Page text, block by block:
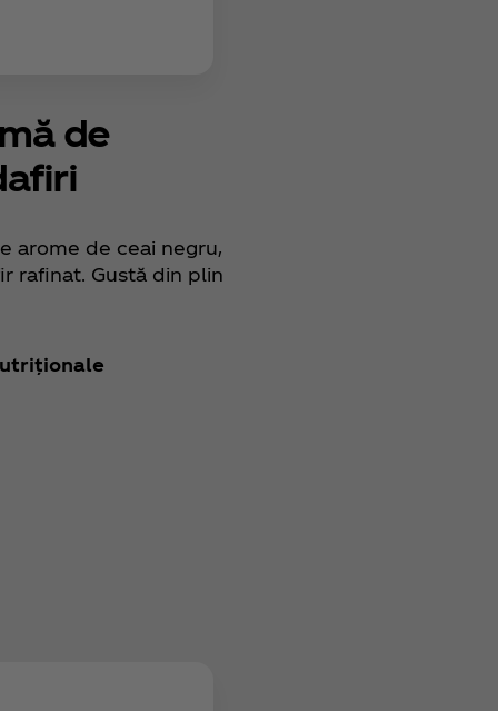
de
arome de ceai negru,
rafinat. Gustă din plin